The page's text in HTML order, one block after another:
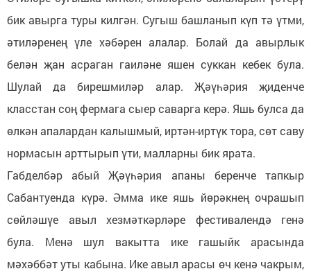
бик авырга туры килгән. Сугыш башланып күп тә үтми,
әтиләренең үле хәбәрен алалар. Болай да авырлык
белән җан асраган гаиләне яшен суккан кебек була.
Шулай да бирешмиләр алар. Җәүһәрия җиденче
класстан соң фермага сыер саварга керә. Яшь булса да
өлкән апалардан калышмый, иртән-иртүк тора, сөт саву
нормасын арттырып үти, малларны бик ярата.
Габделбәр абый Җәүһәрия апаны беренче тапкыр
Сабантуенда күрә. Әмма ике яшь йөрәкнең очрашып
сөйләшүе авыл хезмәткәрләре фестивалендә генә
була. Менә шул вакытта ике гашыйк арасында
мәхәббәт уты кабына. Ике авыл арасы өч кенә чакрым,